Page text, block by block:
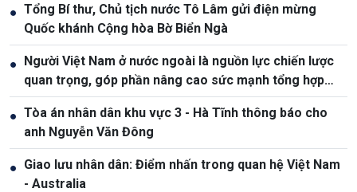
● Tổng Bí thư, Chủ tịch nước Tô Lâm gửi điện mừng
Quốc khánh Cộng hòa Bờ Biển Ngà
● Người Việt Nam ở nước ngoài là nguồn lực chiến lược
quan trọng, góp phần nâng cao sức mạnh tổng hợp
quốc gia
● Tòa án nhân dân khu vực 3 - Hà Tĩnh thông báo cho
anh Nguyễn Văn Đông
● Giao lưu nhân dân: Điểm nhấn trong quan hệ Việt Nam
- Australia